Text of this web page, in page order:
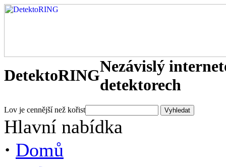
DetektoRINGNezávislý
detektorech
Lov je cennější než kořist
Hlavní nabídka
· Domů